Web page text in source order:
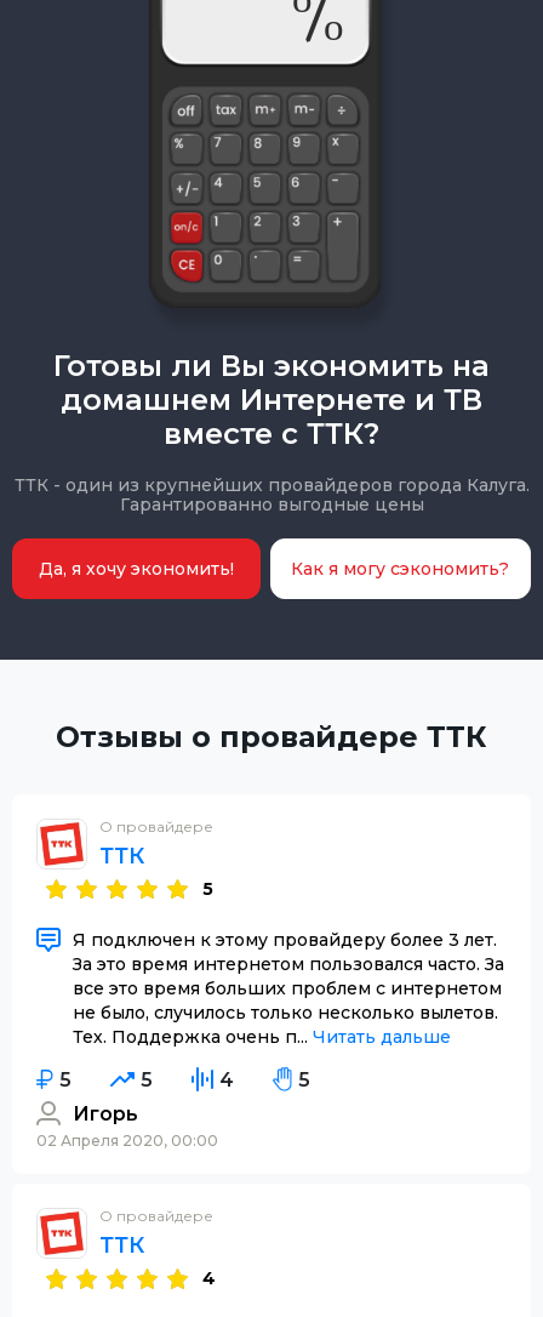
Готовы ли Вы экономить на
домашнем Интернете и ТВ
вместе с ТТК?
ТТК - один из крупнейших провайдеров города Калуга.
Гарантированно выгодные цены
Да, я хочу экономить! Как я могу сэкономить?
Отзывы о провайдере ТТК
О провайдере
ТТК
5
Я подключен к этому провайдеру более 3 лет.
За это время интернетом пользовался часто. За
все это время больших проблем с интернетом
не было, случилось только несколько вылетов.
Тех. Поддержка очень п... Читать дальше
5 5 4
5
Игорь
02 Апреля 2020, 00:00
О провайдере
ТТК
4